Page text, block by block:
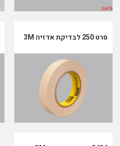
סרט 250 לבדיקת אדזיה 3M